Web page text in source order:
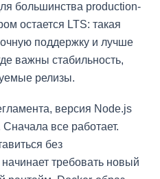
большинства production-
остается LTS: такая
поддержку и лучше
важны стабильность,
релизы.
версия Node.js
Сначала все работает.
без
требовать новый